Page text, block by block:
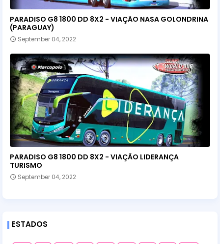
PARADISO G8 1800 DD 8X2 - VIAÇÃO NASA GOLONDRINA
(PARAGUAY)
September 04, 2022
PARADISO G8 1800 DD 8X2 - VIAÇÃO LIDERANÇA
TURISMO
September 04, 2022
ESTADOS